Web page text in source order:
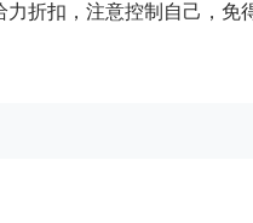
折扣，注意控制自己，免